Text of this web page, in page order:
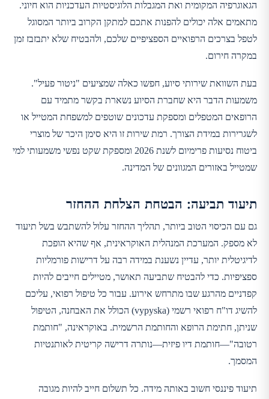
הגאוגרפיה המקומית ואת המגבלות הלוגיסטיות העדכניות הוא חיוני.
מתאמים אלה יכולים להפנות אתכם למתקן הקרוב ביותר המסוגל
לטפל בצרכים הרפואיים הספציפיים שלכם, ולהבטיח שלא יתבזבז זמן
במקרה חירום.
בעת השוואת שירותי סיוע, חפשו כאלה שמציעים "ניטור פעיל".
משמעות הדבר היא שחברת הסיוע נשארת בקשר מתמיד עם
הרופאים המטפלים ומספקת עדכונים שוטפים למשפחת המטייל או
לשגרירות במידת הצורך. רמת שירות זו היא סימן היכר של מוצרי
ביטוח נסיעות פרימיום לשנת 2026 ומספקת שקט נפשי משמעותי למי
שמטייל באזורים המגוונים של המדינה.
תיעוד תביעה: הבטחת הצלחת ההחזר
גם עם הכיסוי הטוב ביותר, תהליך ההחזר עלול להשתבש בשל תיעוד
לא מספק. המערכת המנהלית האוקראינית, אף שהיא הופכת
לדיגיטלית יותר, עדיין נשענת במידה רבה על דרישות פורמליות
ספציפיות. כדי להבטיח שתביעה תאושר, מטיילים חייבים להיות
קפדניים מהרגע שבו מתרחש אירוע. עבור כל טיפול רפואי, עליכם
להשיג דו"ח רפואי רשמי (vypyska) הכולל את האבחנה, הטיפול
שניתן, חתימת הרופא והחותמת הרשמית. באוקראינה, "חותמת
רטובה"—חותמת דיו פיזית—נותרה דרישה קריטית לאותנטיות
המסמך.
תיעוד פיננסי חשוב באותה מידה. כל תשלום חייב להיות מגובה